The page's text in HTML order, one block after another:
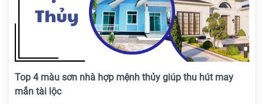
Top 4 màu sơn nhà hợp mệnh thủy giúp thu hút may
mắn tài lộc